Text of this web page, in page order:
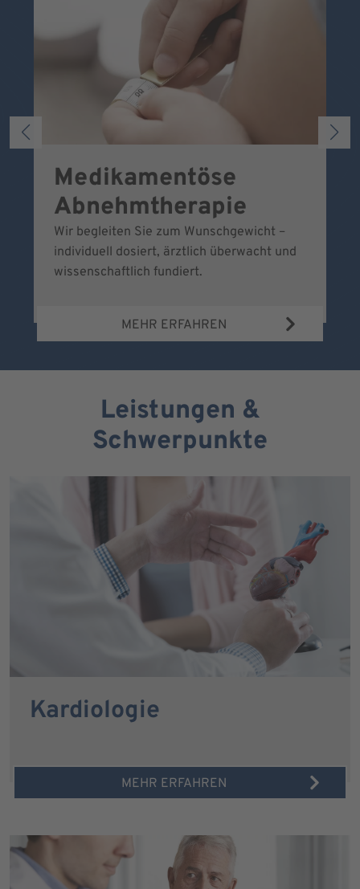
Medikamentöse
Abnehmtherapie
Wir begleiten Sie zum Wunschgewicht –
individuell dosiert, ärztlich überwacht und
wissenschaftlich fundiert.
MEHR ERFAHREN
Leistungen &
Schwerpunkte
Kardiologie
MEHR ERFAHREN